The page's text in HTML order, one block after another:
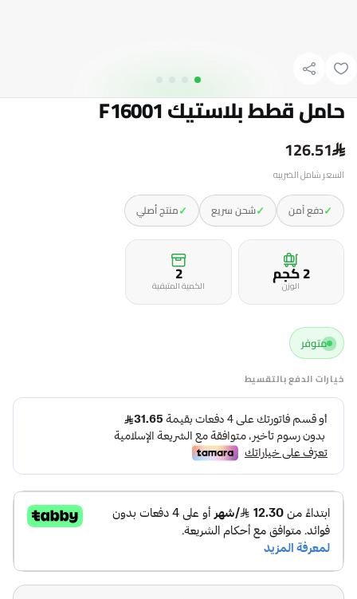
حامل قطط بلاستيك F16001
126.51
السعر شامل الضريبه
✓دفع آمن ✓شحن سريع ✓منتج أصلي
2 كجم الوزن 2
الكمية المتبقية
متوفر
خيارات الدفع بالتقسيط